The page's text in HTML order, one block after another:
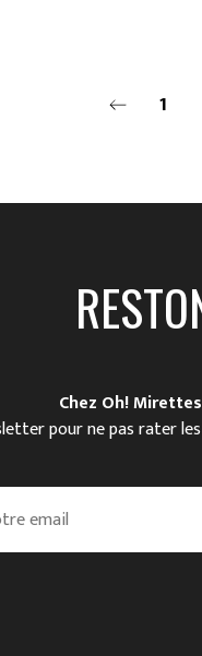
1
Chez Oh!
pour ne pas rater